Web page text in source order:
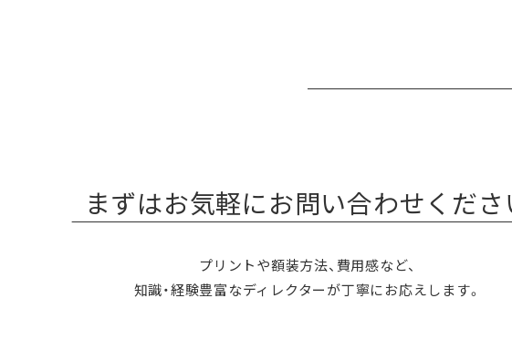
まずはお気軽にお問い合わせくださ
プリントや額装方法、費用感など、
知識・経験豊富なディレクターが丁寧にお応えします。